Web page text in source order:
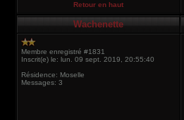
Retour en haut
Wachenette
Membre enregistré #1831
Inscrit(e) le: lun. 09 sept. 2019, 20:55:40
Résidence: Moselle
Messages: 3